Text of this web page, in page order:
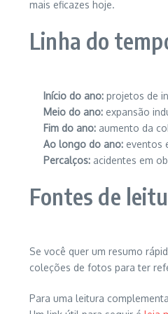
mais eficazes hoje.
Linha do
Início do ano: projetos de
Meio do ano: expansão
Fim do ano: aumento da
Ao longo do ano: eventos
Percalços: acidentes em
Fontes de
Se você quer um resumo
coleções de fotos para ter
Para uma leitura